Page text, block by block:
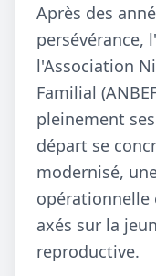
Après des
persévérance,
l'Association
Familial
pleinement
départ se
modernisé,
opérationnelle
axés sur la
reproductive.